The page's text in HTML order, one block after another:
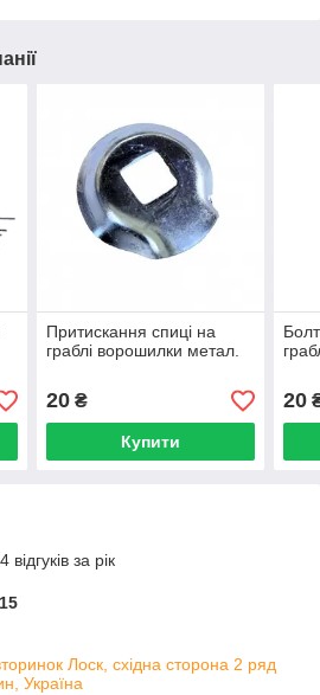
Притискання спиці на
граблі ворошилки метал.
20₴
Купити
20
за рік
Лоск, східна сторона 2 ряд
Україна